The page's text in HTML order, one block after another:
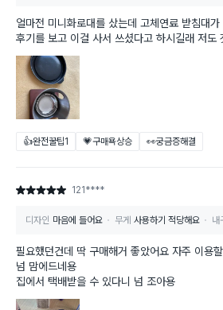
얼마전 미니화로대를 샀는데 고체연료 받침대
후기를 보고 이걸 사서 쓰셨다고 하시길래 저도
👍완전꿀팁1 💗구매욕상승 👀궁금증해결
별점 5점 121****
디자인 마음에 들어요 무게 사용하기 적당해요 내
필요했던건데 딱 구매해거 좋았어요 자주 이용
넘 맘에드네용
집에서 택배받을 수 있다니 넘 조아용